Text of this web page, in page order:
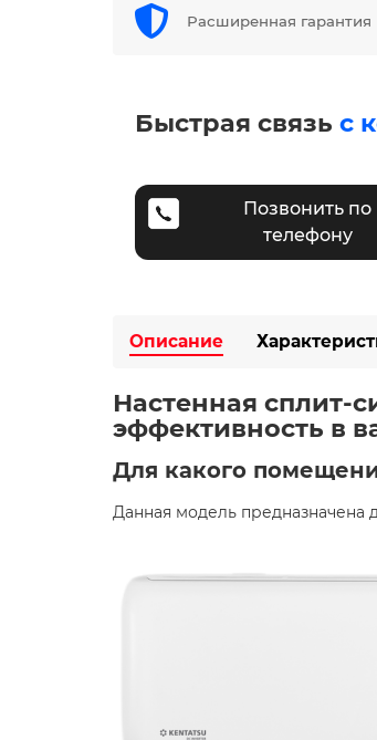
Расширенная гарантия
Быстрая связь с
Позвонить по
телефону
Описание
Настенная сплит-
эффективность в
Для какого
Данная модель предназначена